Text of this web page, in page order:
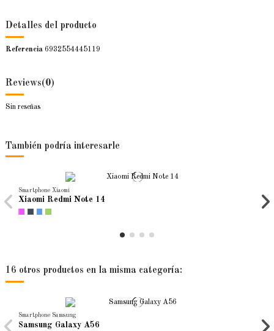
Detalles del producto
Referencia 6932554445119
Reviews(0)
Sin reseñas
También podría interesarle
Smartphone Xiaomi
Xiaomi Redmi Note 14
16 otros productos en la misma categoría:
Smartphone Samsung
Samsung Galaxy A56